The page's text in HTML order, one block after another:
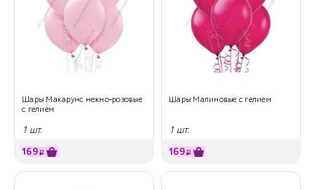
Шары Макарунс нежно-розовые
с гелием
1 шт.
169₽
Шары Малиновые с гелием
1 шт.
169₽